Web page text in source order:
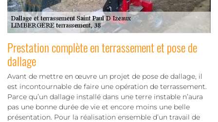
Prestation complète en terrassement et pose de
dallage
Avant de mettre en œuvre un projet de pose de dallage, il
est incontournable de faire une opération de terrassement.
Parce qu’un dallage installé dans une terre instable n’aura
pas une bonne durée de vie et encore moins une belle
présentation. Pour la réalisation ensemble d’un travail de